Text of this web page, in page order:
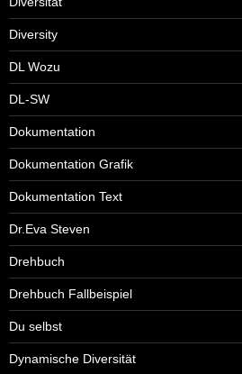
Diversity
DL Wozu
DL-SW
Dokumentation
Dokumentation Grafik
Dokumentation Text
Dr.Eva Steven
Drehbuch
Drehbuch Fallbeispiel
Du selbst
Dynamische Diversität